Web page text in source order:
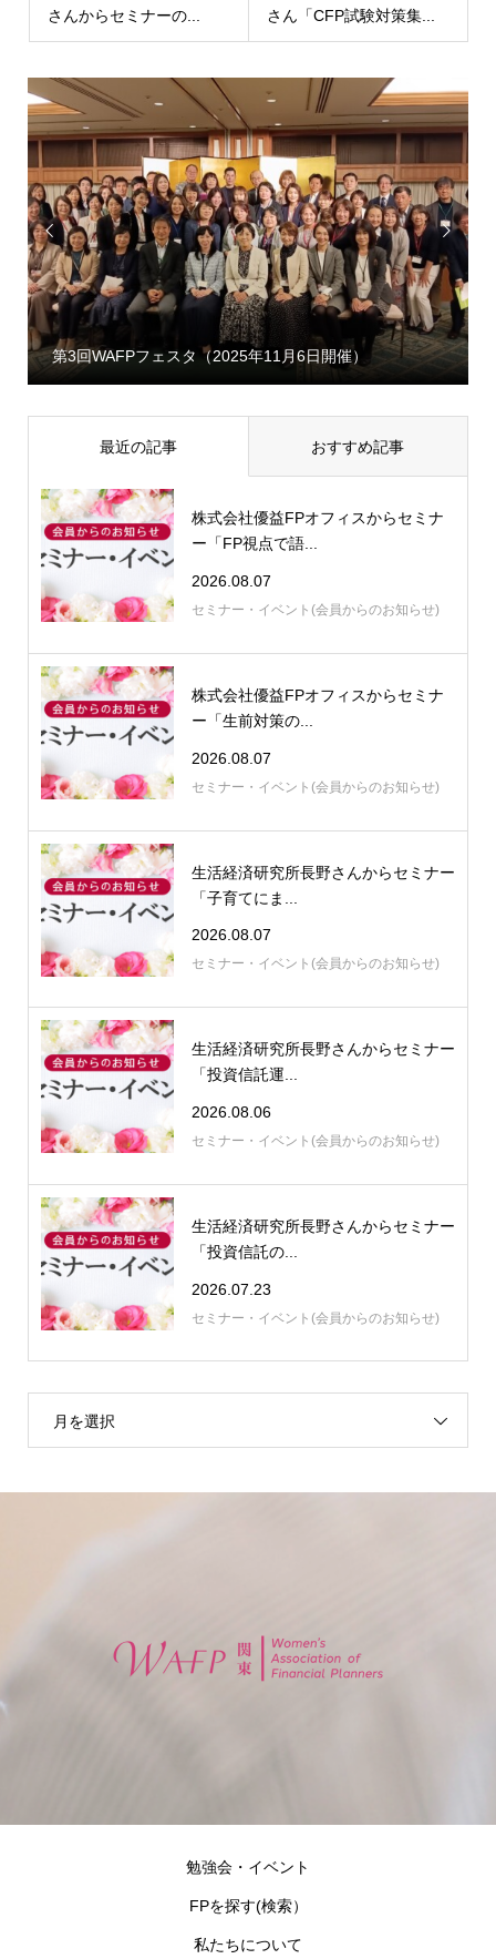
さんからセミナーの...
さん「CFP試験対策集...

第3回WAFPフェスタ（2025年11月6日開催）

最近の記事 おすすめ記事
株式会社優益FPオフィスからセミナ
ー「FP視点で語...
2026.08.07
セミナー・イベント(会員からのお知らせ)
株式会社優益FPオフィスからセミナ
ー「生前対策の...
2026.08.07
セミナー・イベント(会員からのお知らせ)
生活経済研究所長野さんからセミナー
「子育てにま...
2026.08.07
セミナー・イベント(会員からのお知らせ)
生活経済研究所長野さんからセミナー
「投資信託運...
2026.08.06
セミナー・イベント(会員からのお知らせ)
生活経済研究所長野さんからセミナー
「投資信託の...
2026.07.23
セミナー・イベント(会員からのお知らせ)
月を選択
勉強会・イベント
FPを探す(検索）
私たちについて